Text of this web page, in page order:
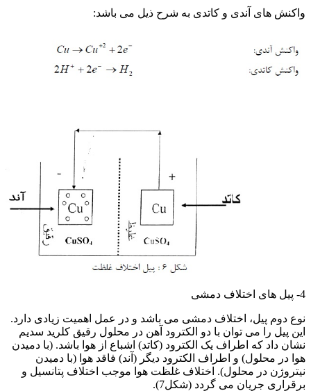
واکنش های آندی و کاتدی به شرح ذیل می باشد:
4- پیل های اختلاف دمشی
نوع دوم پیل، اختلاف دمشی می باشد و در عمل اهمیت زیادی دارد.
این پیل را می توان با دو الکترود آهن در محلول رقیق کلرید سدیم
نشان داد که اطراف یک الکترود (کاتد) اشباع از هوا باشد. (با دمیدن
هوا در محلول) و اطراف الکترود دیگر (آند) فاقد هوا (با دمیدن
نیتروژن در محلول). اختلاف غلظت هوا موجب اختلاف پتانسیل و
برقراری جریان می گردد (شکل7).